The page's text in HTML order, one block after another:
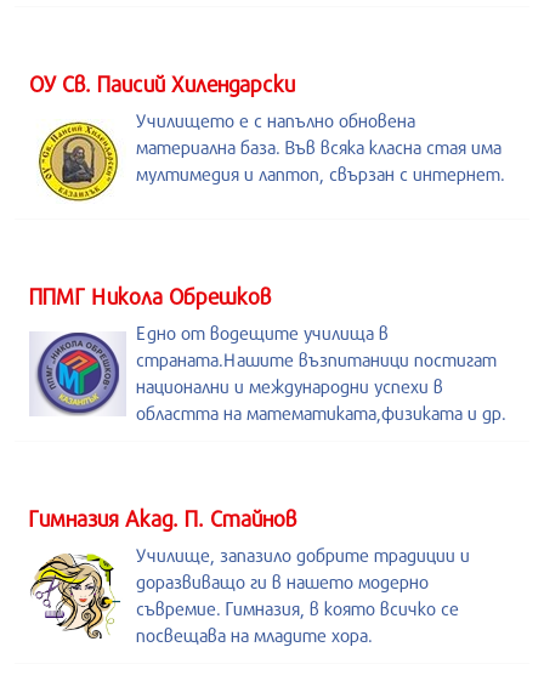
ОУ Св. Паисий Хилендарски
Училището е с напълно обновена
материална база. Във всяка класна стая има
мултимедия и лаптоп, свързан с интернет.
ППМГ Никола Обрешков
Едно от водещите училища в
страната.Нашите възпитаници постигат
национални и международни успехи в
областта на математиката,физиката и др.
Гимназия Акад. П. Стайнов
Училище, запазило добрите традиции и
доразвиващо ги в нашето модерно
съвремие. Гимназия, в която всичко се
посвещава на младите хора.